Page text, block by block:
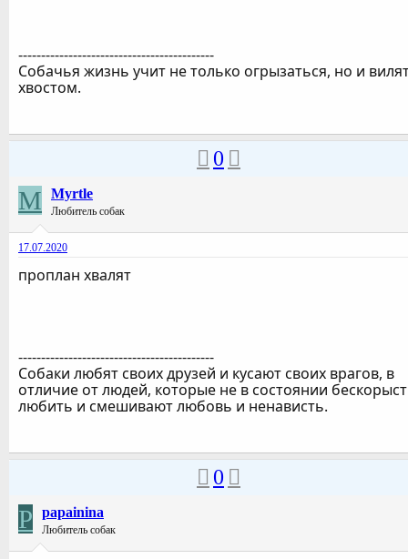
-------------------------------------------
Собачья жизнь учит не только огрызаться, но и
хвостом.
0
M Myrtle
Любитель собак
17.07.2020
проплан хвалят
-------------------------------------------
Собаки любят своих друзей и кусают своих врагов, в
отличие от людей, которые не в состоянии
любить и смешивают любовь и ненависть.
0
P papainina
Любитель собак